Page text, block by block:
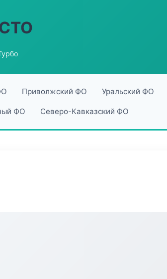
Приволжский ФО Уральский ФО
ФО Северо-Кавказский ФО